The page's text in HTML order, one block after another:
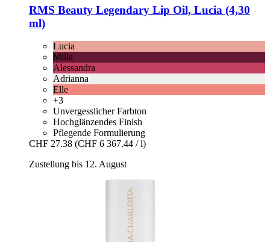
RMS Beauty Legendary Lip Oil, Lucia (4,30
ml)
Lucia
Milla
Alessandra
Adrianna
Elle
+3
Unvergesslicher Farbton
Hochglänzendes Finish
Pflegende Formulierung
CHF 27.38 (CHF 6 367.44 / l)
Zustellung bis 12. August